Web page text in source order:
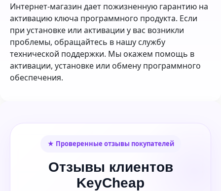
Интернет-магазин дает пожизненную гарантию на
активацию ключа программного продукта. Если
при установке или активации у вас возникли
проблемы, обращайтесь в нашу службу
технической поддержки. Мы окажем помощь в
активации, установке или обмену программного
обеспечения.
★ Проверенные отзывы покупателей
Отзывы клиентов
KeyCheap